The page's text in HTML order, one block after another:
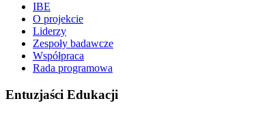
IBE
O projekcie
Liderzy
Zespoły badawcze
Współpraca
Rada programowa
Entuzjaści Edukacji